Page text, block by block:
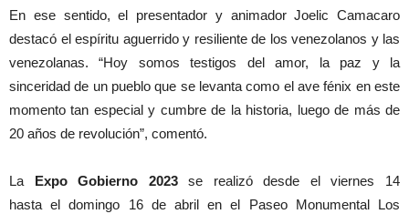
En ese sentido, el presentador y animador Joelic Camacaro
destacó el espíritu aguerrido y resiliente de los venezolanos y las
venezolanas. “Hoy somos testigos del amor, la paz y la
sinceridad de un pueblo que se levanta como el ave fénix en este
momento tan especial y cumbre de la historia, luego de más de
20 años de revolución”, comentó.
La Expo Gobierno 2023se realizó desde el viernes 14
hasta el domingo 16 de abril en el Paseo Monumental Los